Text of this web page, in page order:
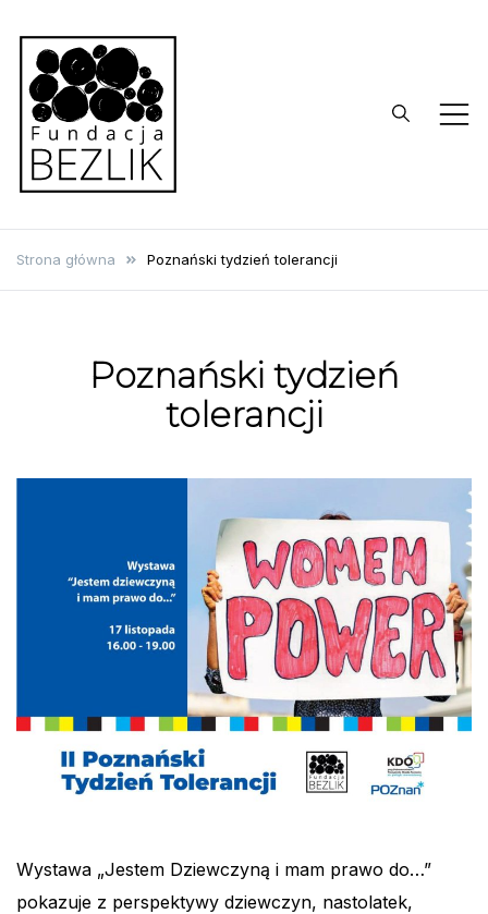
content
Fundacja
BEZLIK
Strona główna Poznański tydzień tolerancji
Poznański tydzień
tolerancji
Wystawa „Jestem Dziewczyną i mam prawo do…”
pokazuje z perspektywy dziewczyn, nastolatek,